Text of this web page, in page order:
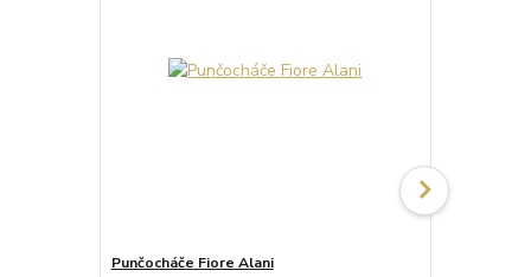
Punčocháče Fiore Alani